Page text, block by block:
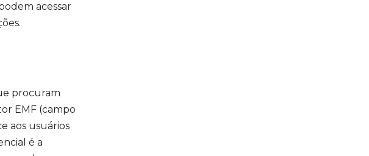
acessar
procuram
EMF (campo
aos usuários
é a